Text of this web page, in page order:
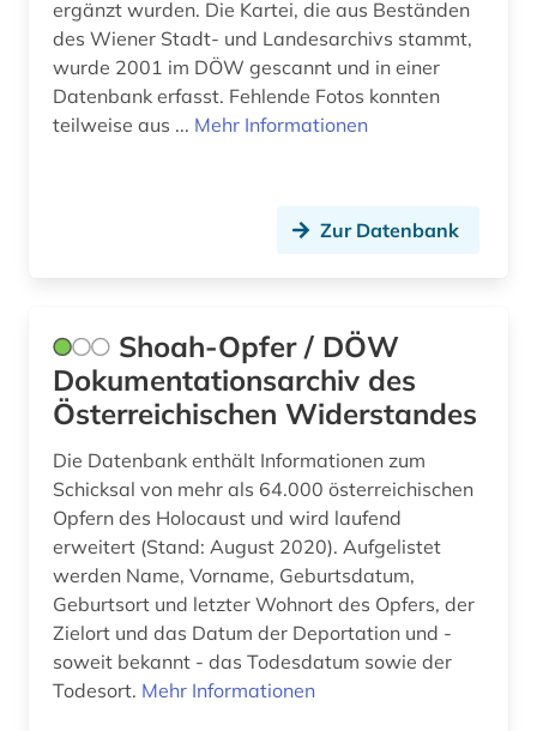
juden (4)
judenverfolgung (2)
judenvernichtung (2)
kirchengeschichte (1)
kollaboration (1)
kommunistische partei deutschlands (1)
komponist (5)
komponistin (2)
konkordanz (1)
kriminalliteratur (1)
ergänzt wurden. Die Kartei, die aus Beständen
des Wiener Stadt- und Landesarchivs stammt,
wurde 2001 im DÖW gescannt und in einer
Datenbank erfasst. Fehlende Fotos konnten
teilweise aus ... Mehr Informationen
Zur Datenbank
Shoah-Opfer / DÖW
Dokumentationsarchiv des
Österreichischen Widerstandes
Die Datenbank enthält Informationen zum
Schicksal von mehr als 64.000 österreichischen
Opfern des Holocaust und wird laufend
erweitert (Stand: August 2020). Aufgelistet
werden Name, Vorname, Geburtsdatum,
Geburtsort und letzter Wohnort des Opfers, der
Zielort und das Datum der Deportation und -
soweit bekannt - das Todesdatum sowie der
Todesort. Mehr Informationen